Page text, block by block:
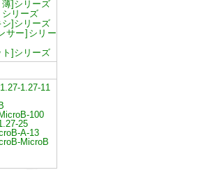
薄]シリーズ
シリーズ
シ]シリーズ
サー]シリー
ト]シリーズ
1.27-11
100
25
A-13
MicroB